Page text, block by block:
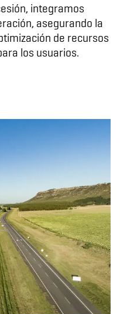
integramos
asegurando la
de recursos
los usuarios.